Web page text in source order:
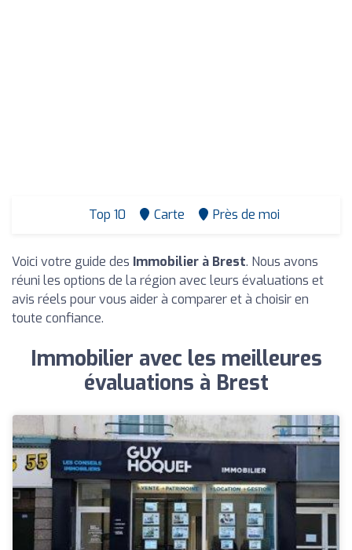
Top 10 Carte Près de moi
Voici votre guide des Immobilier à Brest. Nous avons
réuni les options de la région avec leurs évaluations et
avis réels pour vous aider à comparer et à choisir en
toute confiance.
Immobilier avec les meilleures
évaluations à Brest